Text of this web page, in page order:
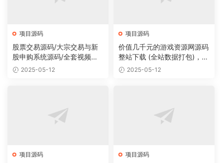
项目源码
股票交易源码/大宗交易与新
股申购系统源码/全套视频教
程 2025-05-12
项目源码
价值几千元的游戏资源网源码
整站下载 (全站数据打包)，数
据里面有200多个宝贝。
2025-05-12
项目源码 项目源码